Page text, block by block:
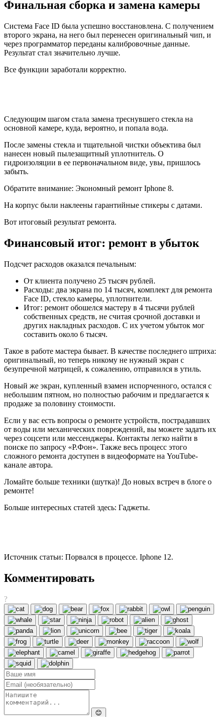
Финальная сборка и замена камеры
Система Face ID была успешно восстановлена. С получением
второго экрана, на него был перенесен оригинальный чип, и
через программатор переданы калибровочные данные.
Результат стал значительно лучше.
Все функции заработали корректно.
Следующим шагом стала замена треснувшего стекла на
основной камере, куда, вероятно, и попала вода.
После замены стекла и тщательной чистки объектива был
нанесен новый пылезащитный уплотнитель. О
гидроизоляции в ее первоначальном виде, увы, пришлось
забыть.
Обратите внимание: Экономный ремонт Iphone 8.
На корпус были наклеены гарантийные стикеры с датами.
Вот итоговый результат ремонта.
Финансовый итог: ремонт в убыток
Подсчет расходов оказался печальным:
От клиента получено 25 тысяч рублей.
Расходы: два экрана по 14 тысяч, комплект для ремонта
Face ID, стекло камеры, уплотнители.
Итог: ремонт обошелся мастеру в 4 тысячи рублей
собственных средств, не считая срочной доставки и
других накладных расходов. С их учетом убыток мог
составить около 6 тысяч.
Такое в работе мастера бывает. В качестве последнего штриха:
оригинальный, но теперь никому не нужный экран с
безупречной матрицей, к сожалению, отправился в утиль.
Новый же экран, купленный взамен испорченного, остался с
небольшим пятном, но полностью рабочим и предлагается к
продаже за половину стоимости.
Если у вас есть вопросы о ремонте устройств, пострадавших
от воды или механических повреждений, вы можете задать их
через соцсети или мессенджеры. Контакты легко найти в
поиске по запросу «Р.Фон». Также весь процесс этого
сложного ремонта доступен в видеоформате на YouTube-
канале автора.
Ломайте больше техники (шутка)! До новых встреч в блоге о
ремонте!
Больше интересных статей здесь: Гаджеты.
Источник статьи: Порвался в процессе. Iphone 12.
Комментировать
?
😊